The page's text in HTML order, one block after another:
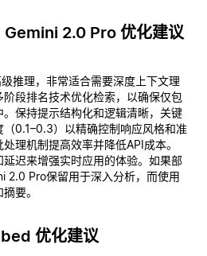
2.0 Pro 优化建议
推理，非常适合需要深度上下文理
段排名技术优化检索，以确保仅包
保持提示结构化和逻辑清晰，关键
0.1–0.3）以精确控制响应风格和准
理机制提高效率并降低API成本。
迟来增强实时应用的体验。如果部
2.0 Pro保留用于深入分析，而使用
要。
优化建议